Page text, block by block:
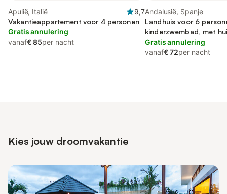
Apulië, Italië
9,7
Vakantieappartement voor 4 personen
Gratis annulering
vanaf€ 85per nacht
Andalusië, Spanje
Landhuis voor 6
kinderzwembad, met
Gratis annulering
vanaf€ 72per nacht
Kies jouw droomvakantie